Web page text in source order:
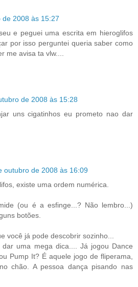
2008 às 15:27
e peguei uma escrita em hieroglifos
por isso perguntei queria saber como
me avisa ta vlw....
de 2008 às 15:28
uns cigatinhos eu prometo nao dar
outubro de 2008 às 16:09
existe uma ordem numérica.
(ou é a esfinge...? Não lembro...)
botões.
você já pode descobrir sozinho...
dar uma mega dica.... Já jogou Dance
Pump It? É aquele jogo de fliperama,
chão. A pessoa dança pisando nas